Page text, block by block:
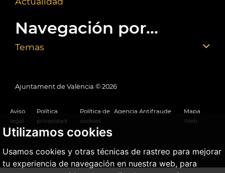
Utilizamos cookies
Usamos cookies y otras técnicas de rastreo para mejorar
tu experiencia de navegación en nuestra web, para
Navegación por...
Temas
Ajuntament de València © 2026
Aviso
legal
Política
privacidad
Política de
cookies
Agencia Antifraude
Mapa
Web